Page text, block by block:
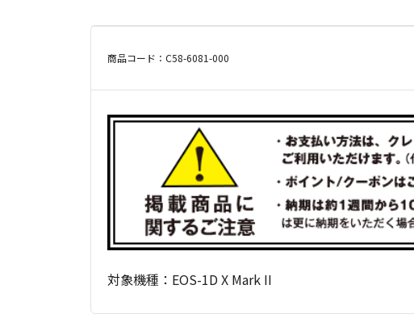
商品コード：C58-6081-000
対象機種：EOS-1D X Mark II